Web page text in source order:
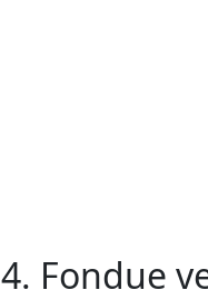
4. Fondue